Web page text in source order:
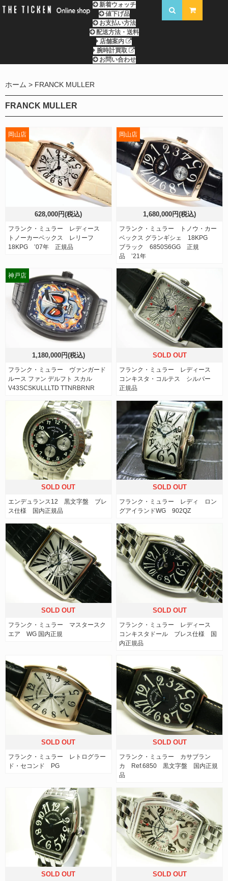
新着ウォッチ
値下げ品
お支払い方法
配送方法・送料
店舗案内
腕時計買取
お問い合わせ
ホーム FRANCK MULLER
FRANCK MULLER
628,000円(税込)
フランク・ミュラー レディース
トノーカーベックス レリーフ
18KPG ’07年 正規品
岡山店
1,680,000円(税込)
フランク・ミュラー トノウ・カー
ベックス グランギシェ 18KPG
ブラック 6850S6GG 正規
品 ’21年
岡山店
1,180,000円(税込)
フランク・ミュラー ヴァンガード
ルース ファン デルフト スカル
V43SCSKULLLTD TTNRBRNR
神戸店
SOLD OUT
フランク・ミュラー レディース
コンキスタ・コルテス シルバー
正規品
SOLD OUT
エンデュランス12 黒文字盤 ブレ
ス仕様 国内正規品
SOLD OUT
フランク・ミュラー レディ ロン
グアイランドWG 902QZ
SOLD OUT
フランク・ミュラー マスタースク
エア WG 国内正規
SOLD OUT
フランク・ミュラー レディース
コンキスタドール ブレス仕様 国
内正規品
SOLD OUT
フランク・ミュラー レトログラー
ド・セコンド PG
SOLD OUT
フランク・ミュラー カサブラン
カ Ref.6850 黒文字盤 国内正規
品
SOLD OUT SOLD OUT